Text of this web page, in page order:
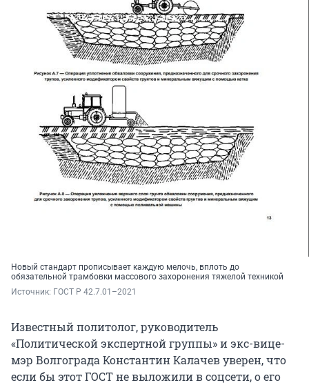
Новый стандарт прописывает каждую мелочь, вплоть до
обязательной трамбовки массового захоронения тяжелой техникой
Источник: ГОСТ Р 42.7.01–2021
Известный политолог, руководитель
«Политической экспертной группы» и экс-вице-
мэр Волгограда Константин Калачев уверен, что
если бы этот ГОСТ не выложили в соцсети, о его